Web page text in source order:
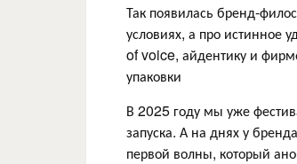
Так появилась бренд-
условиях, а про истинное
of voice, айдентику и
упаковки
В 2025 году мы уже
запуска. А на днях у
первой волны, который